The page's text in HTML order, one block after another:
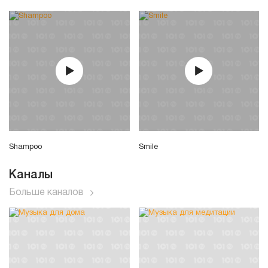
Shampoo Smile
Каналы
Больше каналов